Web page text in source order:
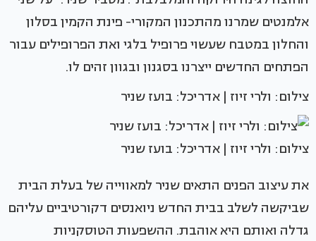
אלמנטים שמרנו מהתכנון המקורי- פינת הקמין בסלון
והחלון במטבח שעשוי פרופיל בלגי ואת הפרופילים עבור
הפתחים החדשים ייצרנו בסגנון ובגוון זהים לו.
צילום: ולרי זיוז | אדריכל: בועז שניר
צילום: ולרי זיוז | אדריכל: בועז שניר
את עיצוב הפנים התאים שניר למאווייה של בעלת הבית
שביקשה לשלב בבית החדש ניואנסים דקורטיביים עליהם
גדלה ואותם היא אוהבת. ההשפעות הטוסקניות